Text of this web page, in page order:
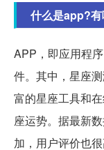
什么是app?
APP，即应用程
件。其中，星座
富的星座工具和
座运势。据最新
加，用户评价也